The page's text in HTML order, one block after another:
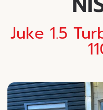
Juke 1.5